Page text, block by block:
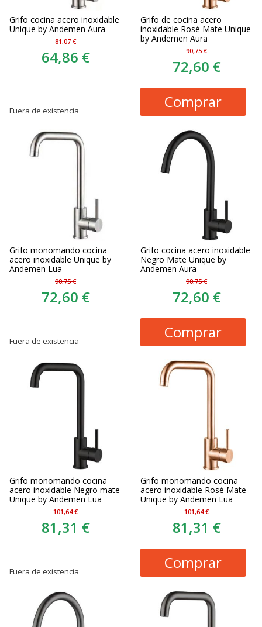
Grifo cocina acero inoxidable
Unique by Andemen Aura
81,07 €
64,86 €
Fuera de existencia
Grifo de cocina acero
inoxidable Rosé Mate Unique
by Andemen Aura
90,75 €
72,60 €
Comprar
Grifo monomando cocina
acero inoxidable Unique by
Andemen Lua
90,75 €
72,60 €
Fuera de existencia
Grifo cocina acero inoxidable
Negro Mate Unique by
Andemen Aura
90,75 €
72,60 €
Comprar
Grifo monomando cocina
acero inoxidable Negro mate
Unique by Andemen Lua
101,64 €
81,31 €
Fuera de existencia
Grifo monomando cocina
acero inoxidable Rosé Mate
Unique by Andemen Lua
101,64 €
81,31 €
Comprar